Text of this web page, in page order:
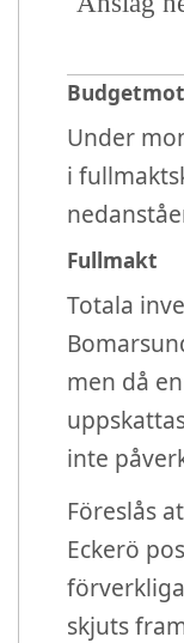
Under
i
Fullmakt
Totala
men då
inte
Föreslås
Eckerö
skjuts